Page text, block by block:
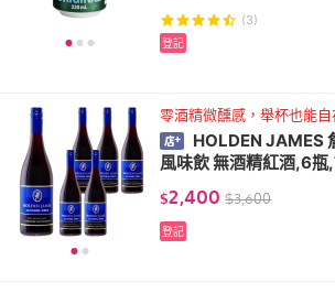
(3)
登記
零酒精微醺感，舉杯也能
HOLDEN JAMES
風味飲 無酒精紅酒,6
$2,400 $3,600
登記